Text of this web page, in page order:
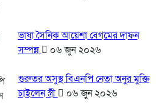
ভাষা সৈনিক আয়েশা বেগমের দাফন
সম্পন্ন
০৬ জুন ২০২৬
গুরুতর অসুস্থ বিএনপি নেতা অনুর মুক্তি
চাইলেন স্ত্রী
০৬ জুন ২০২৬